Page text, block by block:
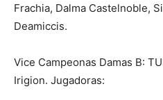
Frachia, Dalma Castelnoble,
Deamiccis.
Vice Campeonas Damas B:
Irigion. Jugadoras: